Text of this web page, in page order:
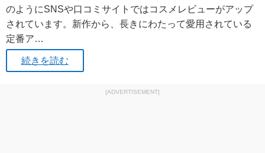
のようにSNSや口コミサイトではコスメレビューがアップ
されています。新作から、長きにわたって愛用されている
定番ア…
続きを読む
[ADVERTISEMENT]